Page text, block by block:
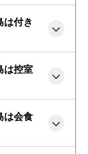
付き
は控室
は会食